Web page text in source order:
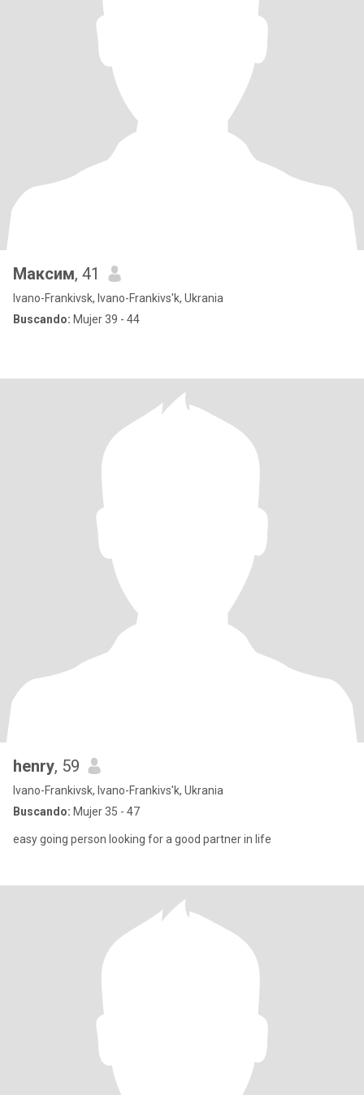
Максим, 41
Ivano-Frankivsk, Ivano-Frankivs'k, Ukrania
Buscando: Mujer 39 - 44
henry, 59
Ivano-Frankivsk, Ivano-Frankivs'k, Ukrania
Buscando: Mujer 35 - 47
easy going person looking for a good partner in life